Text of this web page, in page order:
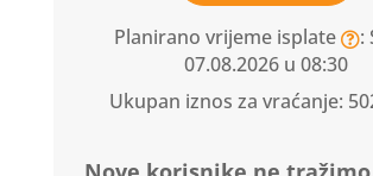
Planirano vrijeme isplate
:
07.08.2026 u 08:30
Ukupan iznos za vraćanje: